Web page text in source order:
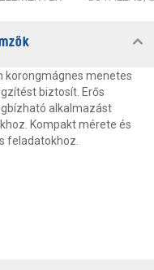
korongmágnes menetes
biztosít. Erős
alkalmazást
Kompakt mérete és
feladatokhoz.